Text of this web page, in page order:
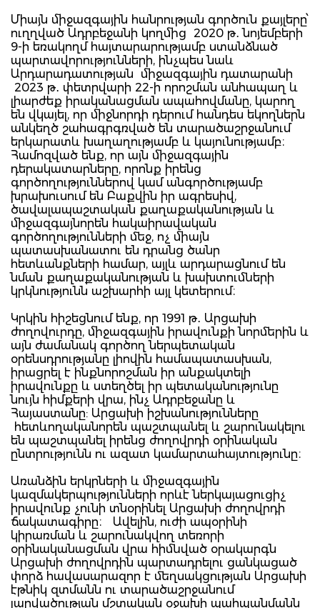
Միայն միջազգային հանրության գործուն քայլերը՝
ուղղված Ադրբեջանի կողմից 2020 թ․ նոյեմբերի
9-ի եռակողմ հայտարարությամբ ստանձնած
պարտավորությունների, ինչպես նաև
Արդարադատության միջազգային դատարանի
2023 թ․ փետրվարի 22-ի որոշման անհապաղ և
լիարժեք իրականացման ապահովմանը, կարող
են վկայել, որ միջնորդի դերում հանդես եկողներն
անկեղծ շահագրգռված են տարածաշրջանում
երկարատև խաղաղությամբ և կայունությամբ։
Համոզված ենք, որ այն միջազգային
դերակատարները, որոնք իրենց
գործողություններով կամ անգործությամբ
խրախուսում են Բաքվին իր ագրեսիվ,
ծավալապաշտական քաղաքականության և
միջազգայնորեն հակաիրավական
գործողությունների մեջ, ոչ միայն
պատասխանատու են դրանց ծանր
հետևանքների համար, այլև արդարացնում են
նման քաղաքականության և խախտումների
կրկնությունն աշխարհի այլ կետերում։
Կրկին հիշեցնում ենք, որ 1991 թ․ Արցախի
ժողովուրդը, միջազգային իրավունքի նորմերին և
այն ժամանակ գործող ներպետական
օրենսդրությանը լիովին համապատասխան,
իրացրել է ինքնորոշման իր անքակտելի
իրավունքը և ստեղծել իր պետականությունը
նույն հիմքերի վրա, ինչ Ադրբեջանը և
Հայաստանը: Արցախի իշխանությունները
հետևողականորեն պաշտպանել և շարունակելու
են պաշտպանել իրենց ժողովրդի օրինական
ընտրությունն ու ազատ կամարտահայտությունը։
Առանձին երկրների և միջազգային
կազմակերպությունների որևէ ներկայացուցիչ
իրավունք չունի տնօրինել Արցախի ժողովրդի
ճակատագիրը։ Ավելին, ուժի ապօրինի
կիրառման և շարունակվող տեռորի
օրինականացման վրա հիմնված օրակարգն
Արցախի ժողովրդին պարտադրելու ցանկացած
փորձ հավասարազոր է մեղսակցության Արցախի
էթնիկ զտմանն ու տարածաշրջանում
լարվածության մշտական օջախի պահպանմանն